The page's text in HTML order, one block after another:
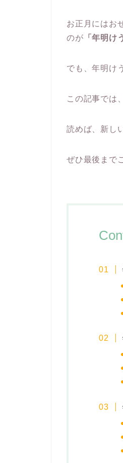
お正月にはお
のが 「年明け
でも、年明け
この記事では
読めば、新し
ぜひ最後まで